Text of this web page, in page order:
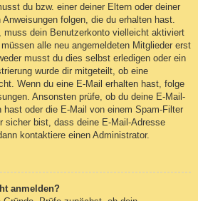
du bzw. einer deiner Eltern oder deiner
folgen, die du erhalten hast.
dein Benutzerkonto vielleicht aktiviert
alle neu angemeldeten Mitglieder erst
musst du dies selbst erledigen oder ein
wurde dir mitgeteilt, ob eine
Wenn du eine E-Mail erhalten hast, folge
Ansonsten prüfe, ob du deine E-Mail-
hast oder die E-Mail von einem Spam-Filter
sicher bist, dass deine E-Mail-Adresse
kontaktiere einen Administrator.
anmelden?